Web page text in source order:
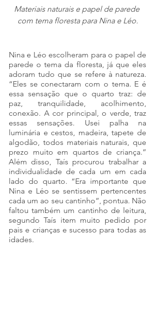
Materiais naturais e papel de parede
com tema floresta para Nina e Léo.
Nina e Léo escolheram para o papel de
parede o tema da floresta, já que eles
adoram tudo que se refere à natureza.
“Eles se conectaram com o tema. E é
essa sensação que o quarto traz: de
paz, tranquilidade, acolhimento,
conexão. A cor principal, o verde, traz
essas sensações. Usei palha na
luminária e cestos, madeira, tapete de
algodão, todos materiais naturais, que
prezo muito em quartos de criança.”
Além disso, Taís procurou trabalhar a
individualidade de cada um em cada
lado do quarto. “Era importante que
Nina e Léo se sentissem pertencentes
cada um ao seu cantinho”, pontua. Não
faltou também um cantinho de leitura,
segundo Taís item muito pedido por
pais e crianças e sucesso para todas as
idades.